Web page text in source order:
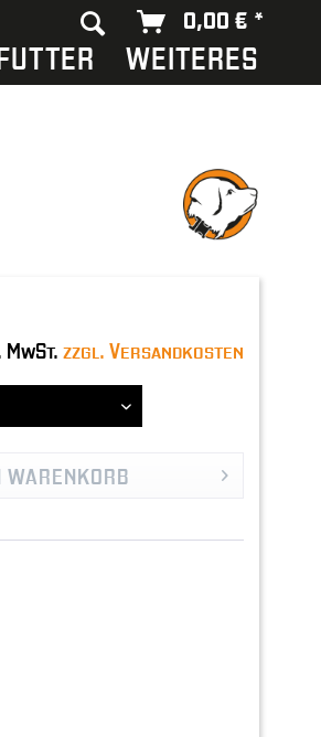
WEITERES
0,00 € *
zzgl. Versandkosten
WARENKORB